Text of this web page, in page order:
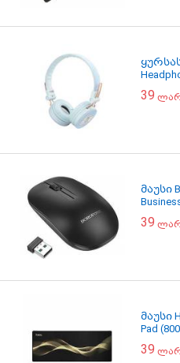
39
მაუსი
39
მაუსი
Pad
39